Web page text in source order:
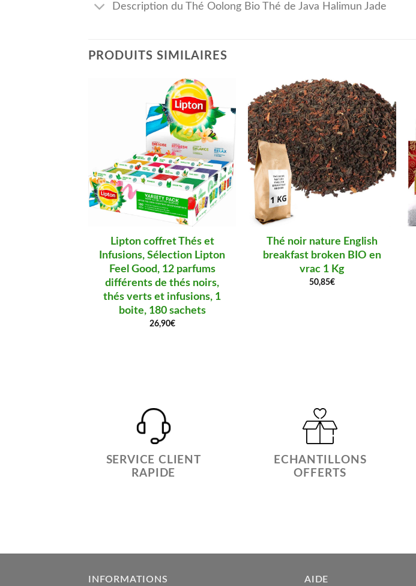
Description du Thé Oolong Bio Thé de Java Halimun Jade
PRODUITS SIMILAIRES
Lipton coffret Thés et
Infusions, Sélection Lipton
Feel Good, 12 parfums
différents de thés noirs,
thés verts et infusions, 1
boite, 180 sachets
26,90€
Thé noir nature English
breakfast broken BIO en
vrac 1 Kg
50,85€
SERVICE CLIENT
RAPIDE
ECHANTILLONS
OFFERTS
INFORMATIONS AIDE